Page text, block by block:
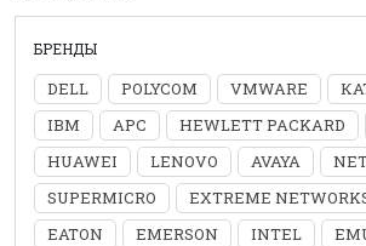
БРЕНДЫ
DELL POLYCOM VMWARE
IBM
APC HEWLETT PACKARD
HUAWEI
LENOVO AVAYA
SUPERMICRO
EXTREME
EATON
EMERSON INTEL